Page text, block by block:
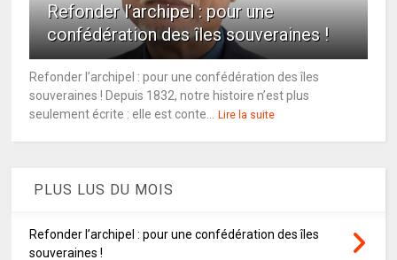
Refonder l’archipel : pour une
confédération des îles souveraines !
Refonder l’archipel : pour une confédération des îles
souveraines ! Depuis 1832, notre histoire n’est plus
seulement écrite : elle est conte... Lire la suite
PLUS LUS DU MOIS
Refonder l’archipel : pour une confédération des îles
souveraines !